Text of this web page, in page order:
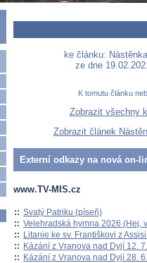
ke článku:
ze dne
K tomutu článku
Zobrazit všechny
Zobrazit článek
Externí odkazy na nová on-
www.TV-MIS.cz
:: Svatý Patriku (píseň)
:: Velehradská hymna 2026 (Hej,
:: Litanie ke sv. Františkovi z
:: Kázání z Vranova nad Dyjí 12.
:: Kázání z Vranova nad Dyjí 28.